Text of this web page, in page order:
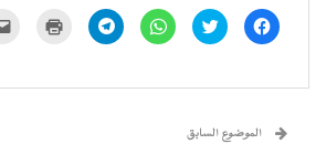
انقر
للمشاركة
في
اضغط
للمشاركة
في
انقر
للمشاركة
في
انقر
للمشاركة
في
للطباعة
جديدة)
الموضوع السابق